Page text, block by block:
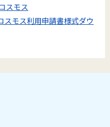
スモス
スモス利用申請書様式ダウ